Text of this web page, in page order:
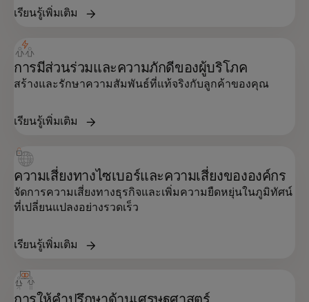
เรียนรู้เพิ่มเติม
การมีส่วนร่วมและความภักดีของผู้บริโภค
สร้างและรักษาความสัมพันธ์ที่แท้จริงกับลูกค้าของคุณ
เรียนรู้เพิ่มเติม
ความเสี่ยงทางไซเบอร์และความเสี่ยงขององค์กร
จัดการความเสี่ยงทางธุรกิจและเพิ่มความยืดหยุ่นในภูมิทัศน์
ที่เปลี่ยนแปลงอย่างรวดเร็ว
เรียนรู้เพิ่มเติม